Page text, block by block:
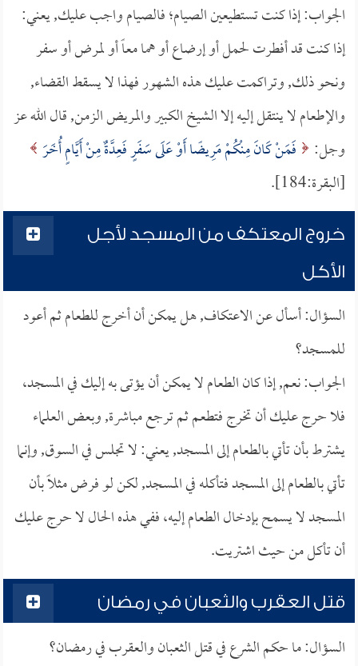
الجواب: إذا كنت تستطيعين الصيام؛ فالصيام واجب عليك, يعني:
إذا كنت قد أفطرت لحمل أو إرضاع أو هما معاً أو لمرض أو سفر
ونحو ذلك, وتراكمت عليك هذه الشهور فهذا لا يسقط القضاء,
والإطعام لا ينتقل إليه إلا الشيخ الكبير والمريض الزمن, قال الله عز
وجل:
فَمَنْ كَانَ مِنْكُمْ مَرِيضًا أَوْ عَلَى سَفَرٍ فَعِدَّةٌ مِنْ أَيَّامٍ أُخَرَ
[البقرة:184].
خروج المعتكف من المسجد لأجل
الأكل
السؤال: أسأل عن الاعتكاف, هل يمكن أن أخرج للطعام ثم أعود
للمسجد؟
الجواب: نعم, إذا كان الطعام لا يمكن أن يؤتى به إليك في المسجد،
فلا حرج عليك أن تخرج فتطعم ثم ترجع مباشرة, وبعض العلماء
يشترط بأن تأتي بالطعام إلى المسجد, يعني: لا تجلس في السوق, وإنما
تأتي بالطعام إلى المسجد فتأكله في المسجد, لكن لو فرض مثلاً بأن
المسجد لا يسمح بإدخال الطعام إليه، ففي هذه الحال لا حرج عليك
أن تأكل من حيث اشتريت.
قتل العقرب والثعبان في رمضان
السؤال: ما حكم الشرع في قتل الثعبان والعقرب في رمضان؟